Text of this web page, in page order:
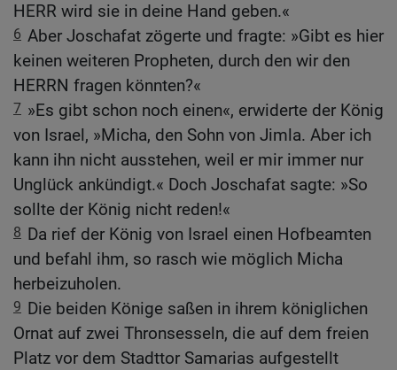
HERR wird sie in deine Hand geben.«
6 Aber Joschafat zögerte und fragte: »Gibt es hier
keinen weiteren Propheten, durch den wir den
HERRN fragen könnten?«
7 »Es gibt schon noch einen«, erwiderte der König
von Israel, »Micha, den Sohn von Jimla. Aber ich
kann ihn nicht ausstehen, weil er mir immer nur
Unglück ankündigt.« Doch Joschafat sagte: »So
sollte der König nicht reden!«
8 Da rief der König von Israel einen Hofbeamten
und befahl ihm, so rasch wie möglich Micha
herbeizuholen.
9 Die beiden Könige saßen in ihrem königlichen
Ornat auf zwei Thronsesseln, die auf dem freien
Platz vor dem Stadttor Samarias aufgestellt